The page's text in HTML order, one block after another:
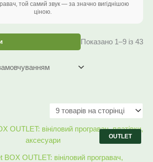
той самий звук — за значно вигіднішою
ціною.
Показано 1–9 із 43
BOX OUTLET: вініловий програвач,
Оригінальна
6558 ₴.
Поточна
OUTLET